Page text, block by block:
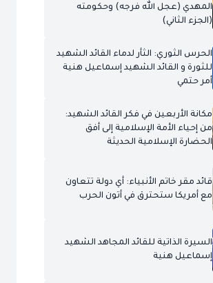
المهدي (عجل الله فرجه) وحكومته
(الجزء الثاني)
الحرس الثوري: الثأر لدماء القائد الشهيد
للثورة و القائد الشهيد إسماعيل هنية
أمر حتمي
مكانة الأربعين في فكر القائد الشهيد:
من إحياء الأمة الإسلامية إلى أفق
الحضارة الإسلامية الحديثة
قائد مقر خاتم الأنبياء: أي دولة تتعاون
مع أمريكا ستحترق في أتون الحرب
السيرة الذاتية للقائد المجاهد الشهيد
إسماعيل هنية